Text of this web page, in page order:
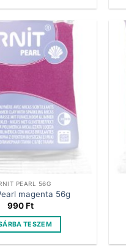
PEARL 56G
magenta 56g
990Ft
TESZEM